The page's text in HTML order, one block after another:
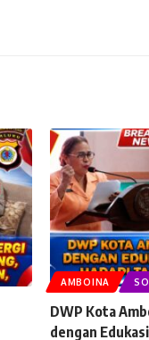
AMBOINA
DWP Kota
dengan